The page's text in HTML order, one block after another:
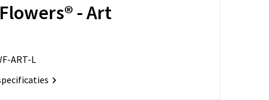
- Art
ART-L